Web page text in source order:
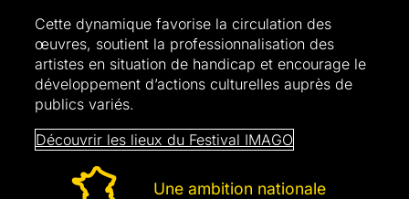
Cette dynamique favorise la circulation des
œuvres, soutient la professionnalisation des
artistes en situation de handicap et encourage le
développement d’actions culturelles auprès de
publics variés.
Découvrir les lieux du Festival IMAGO
Une ambition nationale